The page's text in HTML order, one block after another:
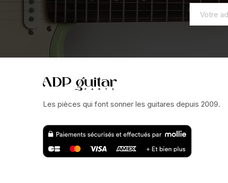
Les pièces qui font sonner les guitares depuis 2009.